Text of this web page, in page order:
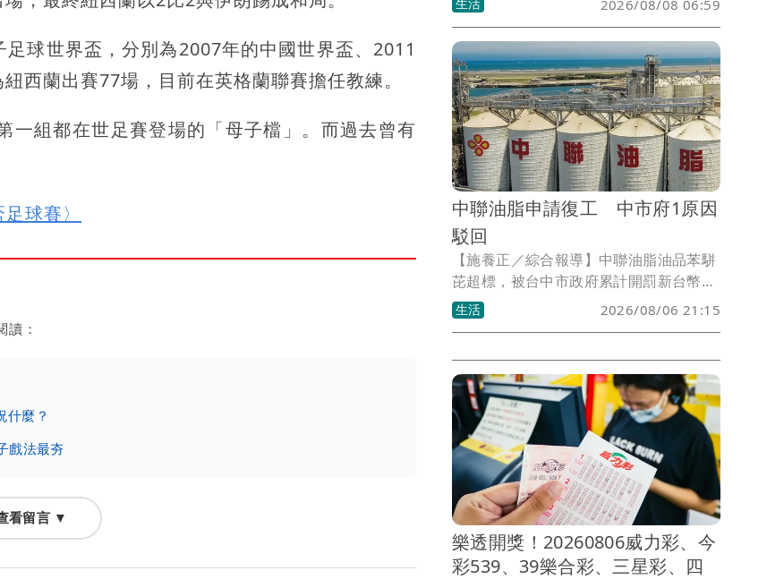
球世界盃，分別為2007年的中國世界盃、2011
西蘭出賽77場，目前在英格蘭聯賽擔任教練。
組都在世足賽登場的「母子檔」。而過去曾有
球賽〉
讀：
麼？
戲法最夯
看留言 ▼
展現極佳的克制力，適合進行財務檢視。
射手座第二名，需注意腿部肌肉拉傷或關
節保健。巨蟹座第三名，職場表現漸入佳
境，過去累積的能量與努力逐漸轉化為實
質回報。
2026/08/08 06:59
中聯油脂申請復工 中市府1原因
駁回
【施養正／綜合報導】中聯油脂油品苯駢
芘超標，被台中市政府累計開罰新台幣
600萬元並勒令停工。中聯公司於7月31
日提出復工申請，市府於8月5日依法駁
效控制前，絕不同意復工。
生活 2026/08/06 21:15
樂透開獎！20260806威力彩、今
彩539、39樂合彩、三星彩、四